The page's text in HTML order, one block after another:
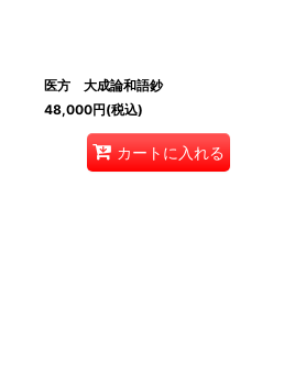
医方 大成論和語鈔
48,000円(税込)
カートに入れる